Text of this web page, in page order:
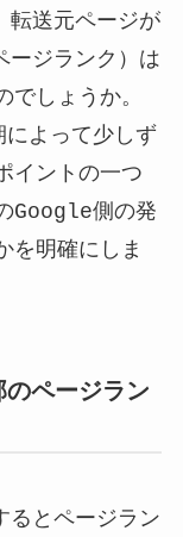
転送元ページが
ージランク）は
しょうか。
よって少しず
イントの一つ
Google側の発
を明確にしま
のページラン
るとページラン